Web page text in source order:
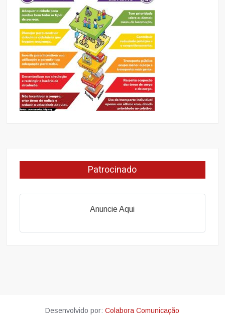
Patrocinado
Anuncie Aqui
Desenvolvido por:Colabora Comunicação